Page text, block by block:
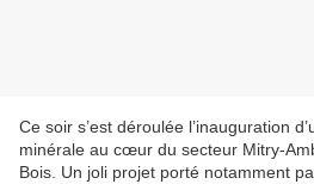
Ce soir s’est déroulée l’inauguration
minérale au cœur du secteur Mitry-
Bois. Un joli projet porté notamment